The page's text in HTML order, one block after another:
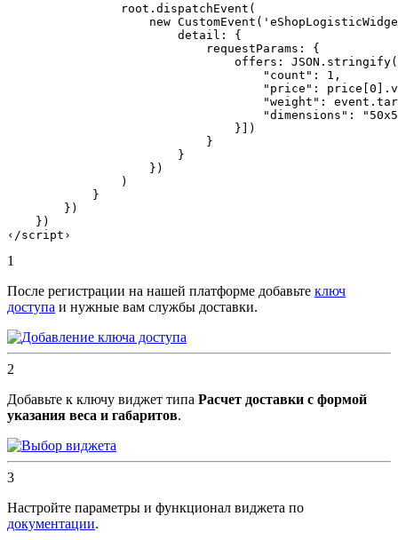
                root.dispatchEvent(
new CustomEvent(
                        detail: {
                            requestParams: {
offers:
"count" : 1 ,
"price" : price[0
"weight" :
"dimensions" :
                                }])
                            }
                        }
                    })
                )
            }
        })
    })
1
После регистрации на нашей платформе добавьте ключ
доступа и нужные вам службы доставки.
2
Добавьте к ключу виджет типа Расчет доставки с формой
указания веса и габаритов.
3
Настройте параметры и функционал виджета по
документации.